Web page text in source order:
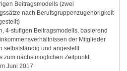
Beitragsmodells (zwei
nach Berufsgruppenzugehörigkeit
4-stufigen Beitragsmodells, basierend
der Mitglieder
selbstständig und angestellt
zum nächstmöglichen Zeitpunkt,
Juni 2017